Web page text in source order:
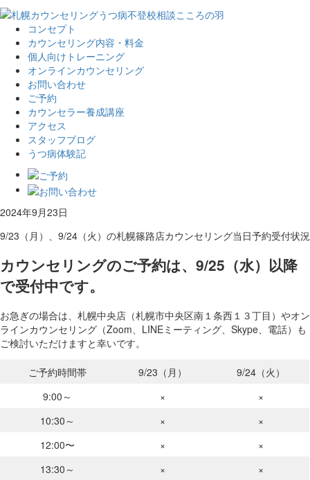
コンセプト
カウンセリング内容・料金
個人向けトレーニング
オンラインカウンセリング
お問い合わせ
ご予約
カウンセラー養成講座
アクセス
スタッフブログ
うつ病体験記
2024年9月23日
9/23（月）、9/24（火）の札幌篠路店カウンセリング当日予約受付状況
カウンセリングのご予約は、9/25（水）以降
で受付中です。
お急ぎの場合は、札幌中央店（札幌市中央区南１条西１３丁目）やオン
ラインカウンセリング（Zoom、LINEミーティング、Skype、電話）も
ご検討いただけますと幸いです。
ご予約時間帯 9/23（月）
9/24（火）
9:00～
×
×
10:30～
×
×
12:00〜
×
×
13:30～
×
×